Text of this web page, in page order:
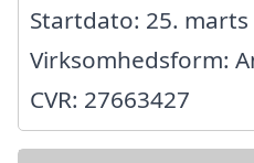
Startdato: 25. marts
Virksomhedsform:
CVR: 27663427